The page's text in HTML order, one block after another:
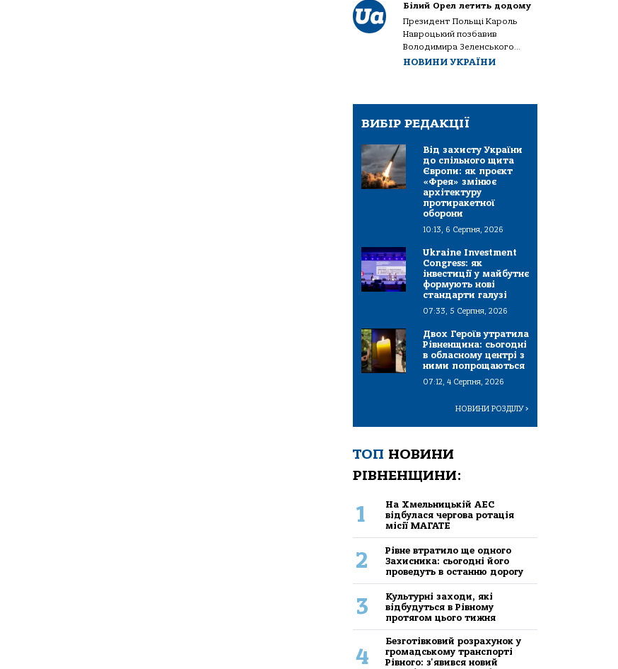
Білий Орел летить додому
Президент Польщі Кароль
Навроцький позбавив
Володимира Зеленського...
НОВИНИ УКРАЇНИ
ВИБІР РЕДАКЦІЇ
Від захисту України
до спільного щита
Європи: як проєкт
«Фрея» змінює
архітектуру
протиракетної
оборони
10:13, 6 Серпня, 2026
Ukraine Investment
Congress: як
інвестиції у майбутнє
формують нові
стандарти галузі
07:33, 5 Серпня, 2026
Двох Героїв утратила
Рівненщина: сьогодні
в обласному центрі з
ними попрощаються
07:12, 4 Серпня, 2026
НОВИНИ РОЗДІЛУ>
ТОП НОВИНИ
РІВНЕНЩИНИ:
1
На Хмельницькій АЕС
відбулася чергова ротація
місії МАГАТЕ
2
Рівне втратило ще одного
Захисника: сьогодні його
проведуть в останню дорогу
3
Культурні заходи, які
відбудуться в Рівному
протягом цього тижня
4
Безготівковий розрахунок у
громадському транспорті
Рівного: з'явився новий